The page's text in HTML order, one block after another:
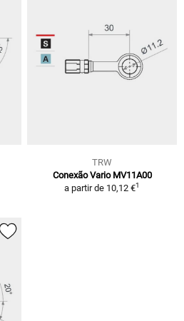
TRW
Conexão Vario MV11A00
a partir de 10,12 €1